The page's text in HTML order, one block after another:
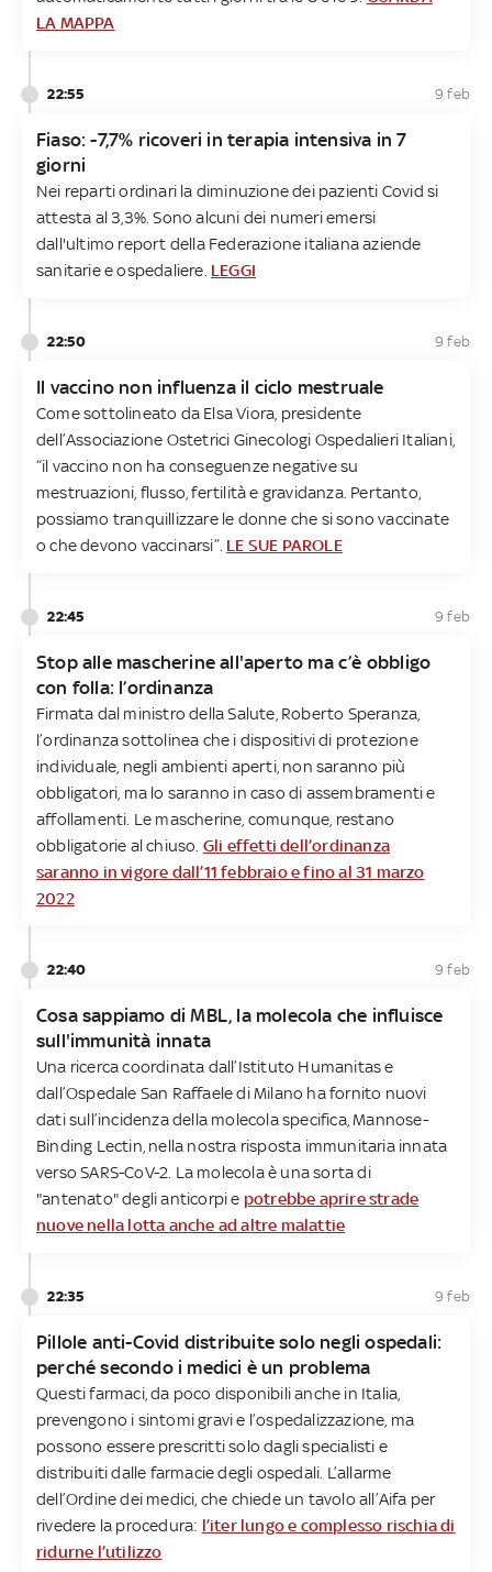
LA MAPPA
22:55 9 feb
Fiaso: -7,7% ricoveri in terapia intensiva in 7
giorni
Nei reparti ordinari la diminuzione dei pazienti Covid si
attesta al 3,3%. Sono alcuni dei numeri emersi
dall'ultimo report della Federazione italiana aziende
sanitarie e ospedaliere. LEGGI
22:50 9 feb
Il vaccino non influenza il ciclo mestruale
Come sottolineato da Elsa Viora, presidente
dell’Associazione Ostetrici Ginecologi Ospedalieri Italiani,
“il vaccino non ha conseguenze negative su
mestruazioni, flusso, fertilità e gravidanza. Pertanto,
possiamo tranquillizzare le donne che si sono vaccinate
o che devono vaccinarsi”. LE SUE PAROLE
22:45 9 feb
Stop alle mascherine all'aperto ma c’è obbligo
con folla: l’ordinanza
Firmata dal ministro della Salute, Roberto Speranza,
l’ordinanza sottolinea che i dispositivi di protezione
individuale, negli ambienti aperti, non saranno più
obbligatori, ma lo saranno in caso di assembramenti e
affollamenti. Le mascherine, comunque, restano
obbligatorie al chiuso. Gli effetti dell’ordinanza
saranno in vigore dall’11 febbraio e fino al 31 marzo
2022
22:40 9 feb
Cosa sappiamo di MBL, la molecola che influisce
sull'immunità innata
Una ricerca coordinata dall’Istituto Humanitas e
dall’Ospedale San Raffaele di Milano ha fornito nuovi
dati sull’incidenza della molecola specifica, Mannose-
Binding Lectin, nella nostra risposta immunitaria innata
verso SARS-CoV-2. La molecola è una sorta di
"antenato" degli anticorpi e potrebbe aprire strade
nuove nella lotta anche ad altre malattie
22:35 9 feb
Pillole anti-Covid distribuite solo negli ospedali:
perché secondo i medici è un problema
Questi farmaci, da poco disponibili anche in Italia,
prevengono i sintomi gravi e l’ospedalizzazione, ma
possono essere prescritti solo dagli specialisti e
distribuiti dalle farmacie degli ospedali. L’allarme
dell’Ordine dei medici, che chiede un tavolo all’Aifa per
rivedere la procedura: l’iter lungo e complesso rischia di
ridurne l’utilizzo